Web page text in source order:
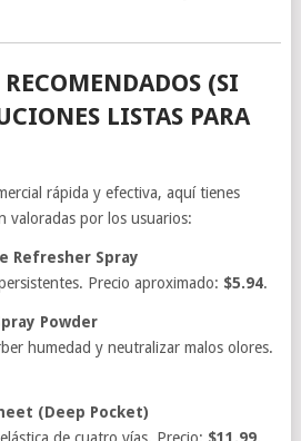
RECOMENDADOS (SI
LISTAS PARA
rápida y efectiva, aquí tienes
valoradas por los usuarios:
Refresher Spray
Precio aproximado: $5.94.
Powder
humedad y neutralizar malos olores.
(Deep Pocket)
de cuatro vías. Precio: $11.99.